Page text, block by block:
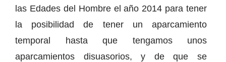
las Edades del Hombre el año 2014 para tener
la posibilidad de tener un aparcamiento
temporal hasta que tengamos unos
aparcamientos disuasorios, y de que se